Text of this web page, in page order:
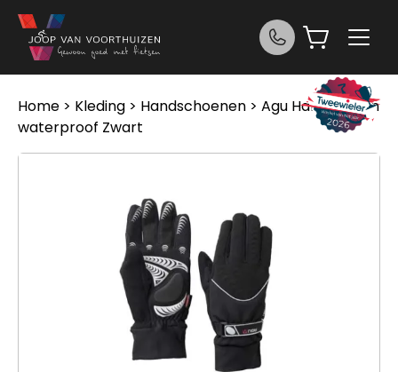
Ga naar de inhoud
Home > Kleding > Handschoenen > Agu Handschoen
waterproof Zwart